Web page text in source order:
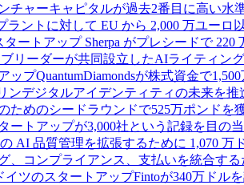
チャーキャピタルが過去2番目に高い水
ラントに対して EU から 2,000 万ユーロ
ートアップ Sherpa がプレシードで 220
リーダーが共同設立したAIライティン
ップQuantumDiamondsが株式資金で
ンデジタルアイデンティティの未来を
ためのシードラウンドで525万ポンドを
ートアップが3,000社という記録を目の
AI 品質管理を拡張するために 1,070 万
、コンプライアンス、支払いを統合す
イツのスタートアップFintoが340万ド